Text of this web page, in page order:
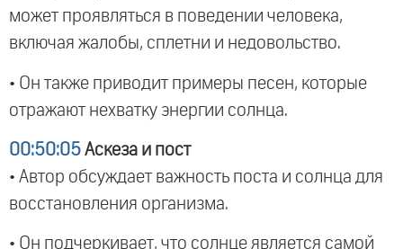
может проявляться в поведении человека,
включая жалобы, сплетни и недовольство.
• Он также приводит примеры песен, которые
отражают нехватку энергии солнца.
00:50:05 Аскеза и пост
• Автор обсуждает важность поста и солнца для
восстановления организма.
• Он подчеркивает, что солнце является самой